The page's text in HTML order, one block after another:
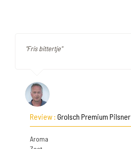
"Fris bittertje"
Review : Grolsch Premium Pilsner
Aroma